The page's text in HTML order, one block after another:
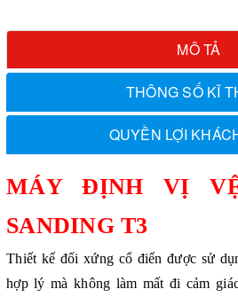
MÔ TẢ
THÔNG SỐ KĨ
QUYỀN LỢI
MÁY ĐỊNH VỊ
SANDING T3
Thiết kế đối xứng cổ điển được sử
hợp lý mà không làm mất đi cảm